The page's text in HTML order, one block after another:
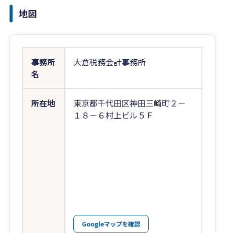
地図
事務所
名
大倉税務会計事務所
所在地
東京都千代田区神田三崎町２－
１８－６村上ビル５Ｆ
Googleマップを確認